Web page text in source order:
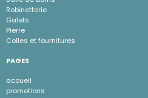
Robinetterie
Galets
Pierre
Colles et fournitures
PAGES
accueil
promotions